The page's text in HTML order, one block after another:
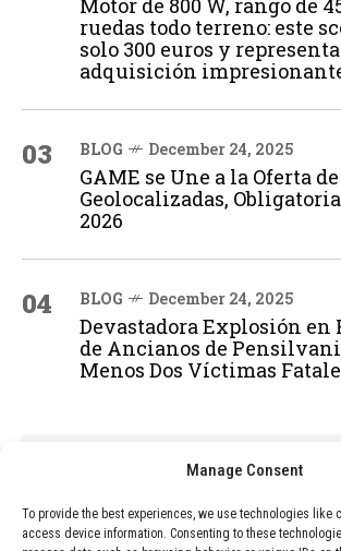
Manage Consent
To provide the best experiences, we use technologies like
access device information. Consenting to these
Motor de 800 W, rango de
ruedas todo terreno: este
solo 300 euros y
adquisición
03 BLOG December 24, 2025
GAME se Une a la Oferta
Geolocalizadas,
2026
04 BLOG December 24, 2025
Devastadora Explosión en
de Ancianos de
Menos Dos Víctimas